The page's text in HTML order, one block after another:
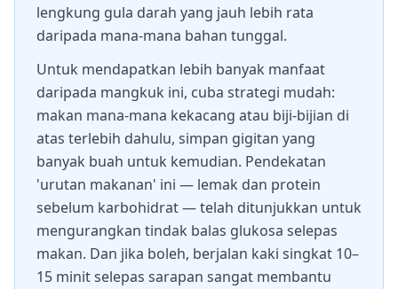
lengkung gula darah yang jauh lebih rata
daripada mana-mana bahan tunggal.
Untuk mendapatkan lebih banyak manfaat
daripada mangkuk ini, cuba strategi mudah:
makan mana-mana kekacang atau biji-bijian di
atas terlebih dahulu, simpan gigitan yang
banyak buah untuk kemudian. Pendekatan
'urutan makanan' ini — lemak dan protein
sebelum karbohidrat — telah ditunjukkan untuk
mengurangkan tindak balas glukosa selepas
makan. Dan jika boleh, berjalan kaki singkat 10–
15 minit selepas sarapan sangat membantu